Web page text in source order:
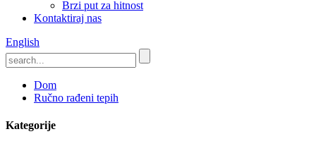
Brzi put za hitnost
Kontaktiraj nas
English
Dom
Ručno rađeni tepih
Kategorije